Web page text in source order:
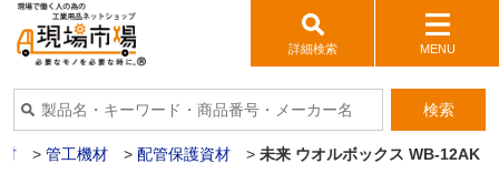
詳細検索 MENU
検索
> 管工機材 > 配管保護資材 > 未来 ウオルボックス WB-12AK